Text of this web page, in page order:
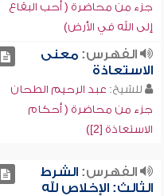
جزء من محاضرة ( أحب البقاع
إلى الله في الأرض)
الفهرس:معنى
الاستعاذة
للشيخ: عبد الرحيم الطحان
جزء من محاضرة ( أحكام
الاستعاذة [2])
الفهرس:الشرط
الثالث: الإخلاص لله